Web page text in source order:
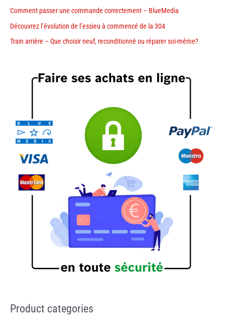
Comment passer une commande correctement – BlueMedia
Découvrez l’évolution de l’essieu à commencé de la 304
Train arrière – Que choisir neuf, reconditionné ou réparer soi-même?
Product categories